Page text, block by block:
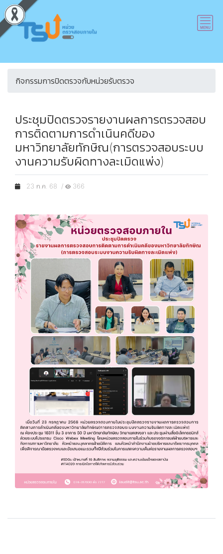
กิจกรรมการปิดตรวจกับหน่วยรับตรวจ
ประชุมปิดตรวจรายงานผลการตรวจสอบ
การติดตามการดำเนินคดีของ
มหาวิทยาลัยทักษิณ(การตรวจสอบระบบ
งานความรับผิดทางละเมิดแพ่ง)
23 ก.ค. 68 / 366